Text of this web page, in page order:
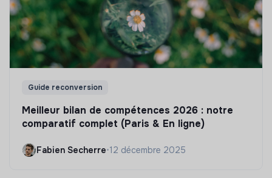
Guide reconversion
Meilleur bilan de compétences 2026 : notre
comparatif complet (Paris & En ligne)
Fabien Secherre•12 décembre 2025